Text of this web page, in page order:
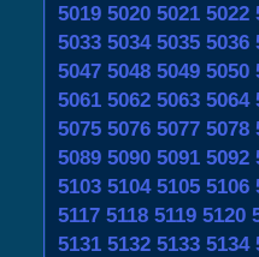
5019 5020 5021 5022
5033 5034 5035 5036
5047 5048 5049 5050
5061 5062 5063 5064
5075 5076 5077 5078
5089 5090 5091 5092
5103 5104 5105 5106
5117 5118 5119 5120
5131 5132 5133 5134